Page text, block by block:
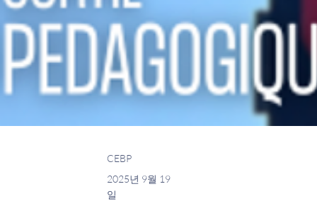
CEBP
2025년 9월 19
일